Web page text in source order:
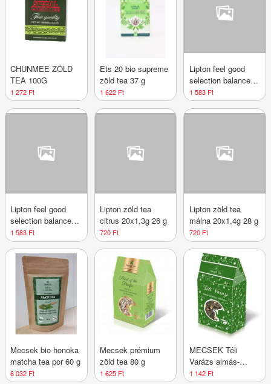
CHUNMEE ZÖLD
TEA 100G
1 272 Ft
Ets 20 bio supreme
zöld tea 37 g
1 622 Ft
Lipton feel good
selection balance
zöld tea 25x1,3g
32,5 g
1 583 Ft
Lipton feel good
selection balance
zöld tea citrus
25x1,3g 32,5 g
1 583 Ft
Lipton zöld tea
citrus 20x1,3g 26 g
720 Ft
Lipton zöld tea
málna 20x1,4g 28 g
720 Ft
Mecsek bio honoka
matcha tea por 60 g
6 032 Ft
Mecsek prémium
zöld tea 80 g
1 625 Ft
MECSEK Téli
Varázs almás-
fahéjas zöld tea 80
1 142 Ft